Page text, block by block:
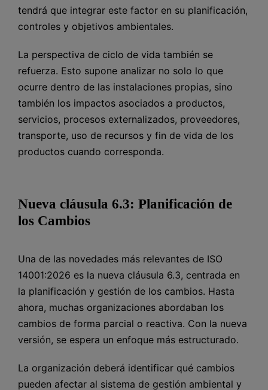
tendrá que integrar este factor en su planificación,
controles y objetivos ambientales.
La perspectiva de ciclo de vida también se
refuerza. Esto supone analizar no solo lo que
ocurre dentro de las instalaciones propias, sino
también los impactos asociados a productos,
servicios, procesos externalizados, proveedores,
transporte, uso de recursos y fin de vida de los
productos cuando corresponda.
Nueva cláusula 6.3: Planificación de
los Cambios
Una de las novedades más relevantes de ISO
14001:2026 es la nueva cláusula 6.3, centrada en
la planificación y gestión de los cambios. Hasta
ahora, muchas organizaciones abordaban los
cambios de forma parcial o reactiva. Con la nueva
versión, se espera un enfoque más estructurado.
La organización deberá identificar qué cambios
pueden afectar al sistema de gestión ambiental y